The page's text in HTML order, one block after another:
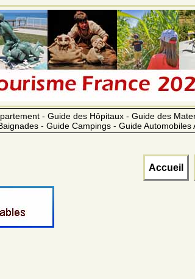
- Guide des Hôpitaux - Guide des
- Guide Campings - Guide
Accueil